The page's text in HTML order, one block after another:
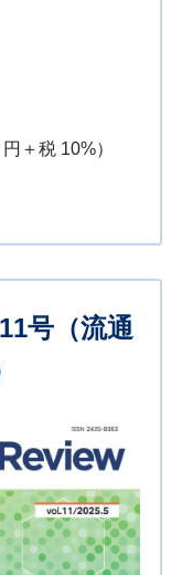
＋税 10%）
号（流通